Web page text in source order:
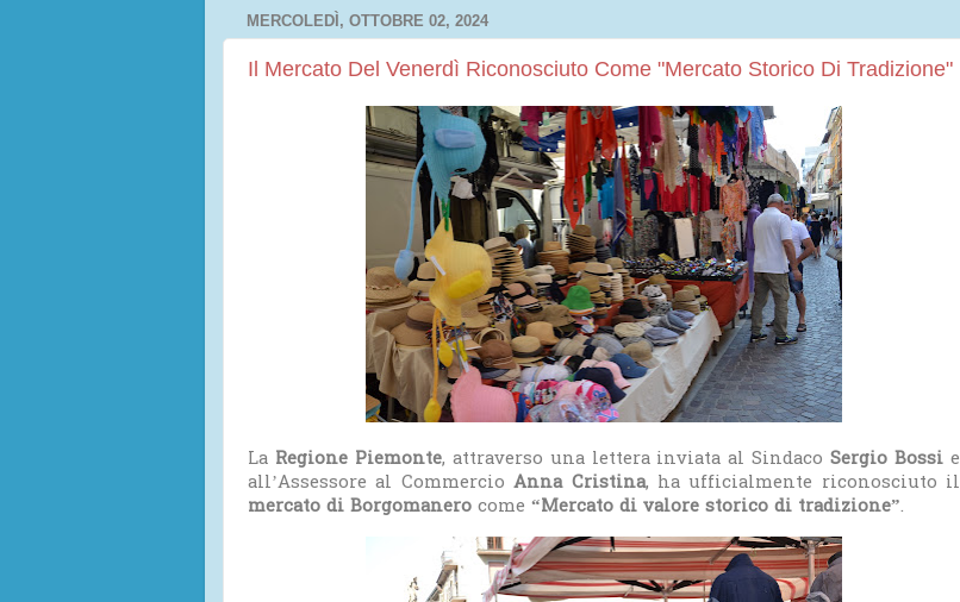
MERCOLEDÌ, OTTOBRE 02, 2024
Il Mercato Del Venerdì Riconosciuto Come "Mercato Storico Di Tradizione"
La Regione Piemonte, attraverso una lettera inviata al SindacoSergio Bossi e
all’Assessore al CommercioAnna Cristina, ha ufficialmente riconosciuto il
mercato di Borgomanero come “Mercato di valore storico di tradizione”.
Powered byHelplogger